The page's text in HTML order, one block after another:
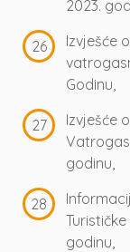
2023.
Izvješće
Godinu,
Izvješće
godinu,
godinu,